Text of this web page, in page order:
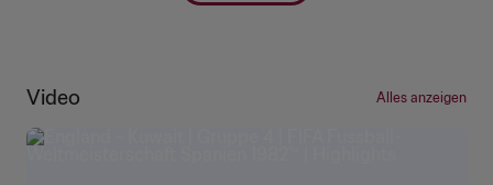
Video Alles anzeigen